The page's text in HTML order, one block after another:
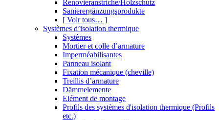
Renovieranstriche/Holzschutz
Sanierergänzungsprodukte
[ Voir tous… ]
Systèmes d’isolation thermique
Systèmes
Mortier et colle d’armature
Imperméabilisantes
Panneau isolant
Fixation mécanique (cheville)
Treillis d’armature
Dämmelemente
Elément de montage
Profils des systèmes d'isolation thermique (Profils
etc.)